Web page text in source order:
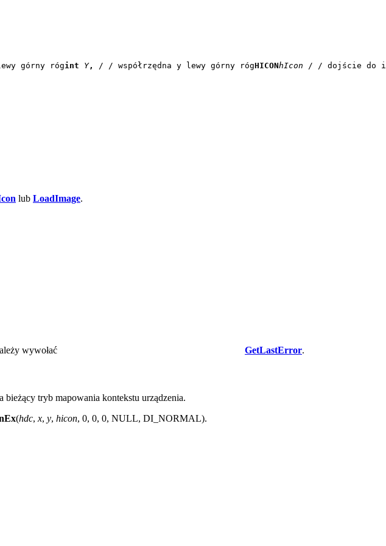
górny rógint Y, / / współrzędna y lewy górny rógHICONhIcon / / dojście do
lub LoadImage.
wywołać GetLastError.
tryb mapowania kontekstu urządzenia.
(hdc, x, y, hicon, 0, 0, 0, NULL, DI_NORMAL).